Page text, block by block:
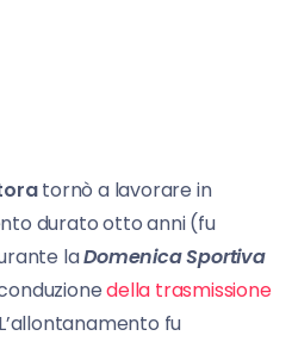
tornò a lavorare in
durato otto anni (fu
laDomenica Sportiva
della trasmissione
fu